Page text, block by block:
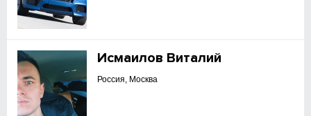
Исмаилов Виталий
Россия, Москва